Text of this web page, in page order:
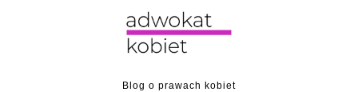
Blog o prawach kobiet